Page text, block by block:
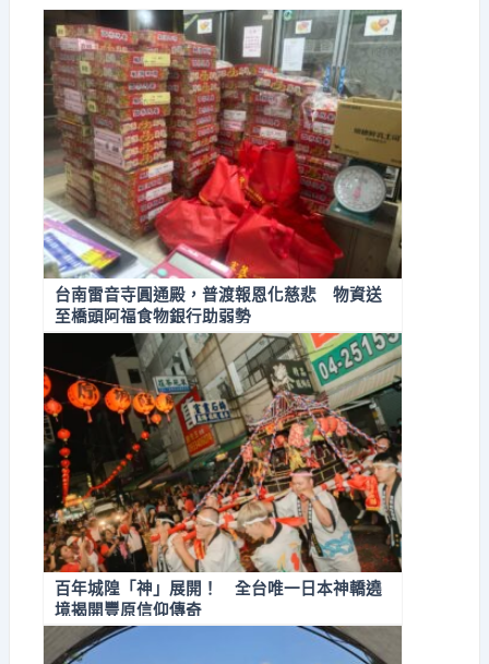
台南雷音寺圓通殿，普渡報恩化慈悲 物資送
至橋頭阿福食物銀行助弱勢
百年城隍「神」展開！ 全台唯一日本神轎遶
境揭開豐原信仰傳奇